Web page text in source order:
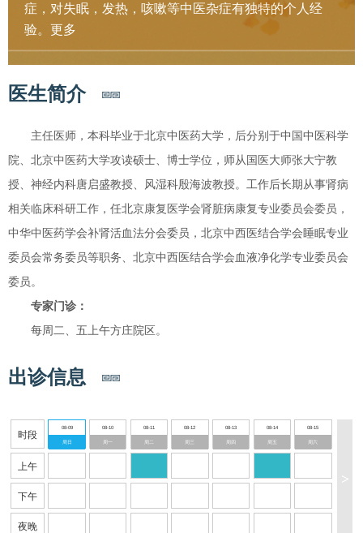
症，对失眠，发热，咳嗽等中医杂症有独特的个人经
验。 更多
医生简介
主任医师，本科毕业于北京中医药大学，后分别于中国中医科学
院、北京中医药大学攻读硕士、博士学位，师从国医大师张大宁教
授、神经内科唐启盛教授、风湿科殷海波教授。工作后长期从事肾病
相关临床科研工作，任北京康复医学会肾脏病康复专业委员会委员，
中华中医药学会补肾活血法分会委员，北京中西医结合学会睡眠专业
委员会常务委员等职务、北京中西医结合学会血液净化学专业委员会
委员。
专家门诊：
每周二、五上午方庄院区。
出诊信息
时段
上午
下午
夜晚
08-09
周日
08-10
周一
08-11 08-12
周三
08-13
周四
08-14
周五
08-15
周六
>